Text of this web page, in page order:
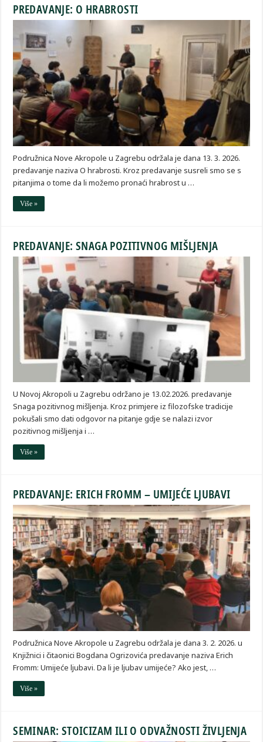
PREDAVANJE: O HRABROSTI
Podružnica Nove Akropole u Zagrebu održala je dana 13. 3. 2026.
predavanje naziva O hrabrosti. Kroz predavanje susreli smo se s
pitanjima o tome da li možemo pronaći hrabrost u …
Više »
PREDAVANJE: SNAGA POZITIVNOG MIŠLJENJA
U Novoj Akropoli u Zagrebu održano je 13.02.2026. predavanje
Snaga pozitivnog mišljenja. Kroz primjere iz filozofske tradicije
pokušali smo dati odgovor na pitanje gdje se nalazi izvor
pozitivnog mišljenja i …
Više »
PREDAVANJE: ERICH FROMM – UMIJEĆE LJUBAVI
Podružnica Nove Akropole u Zagrebu održala je dana 3. 2. 2026. u
Knjižnici i čitaonici Bogdana Ogrizovića predavanje naziva Erich
Fromm: Umijeće ljubavi. Da li je ljubav umijeće? Ako jest, …
Više »
SEMINAR: STOICIZAM ILI O ODVAŽNOSTI ŽIVLJENJA